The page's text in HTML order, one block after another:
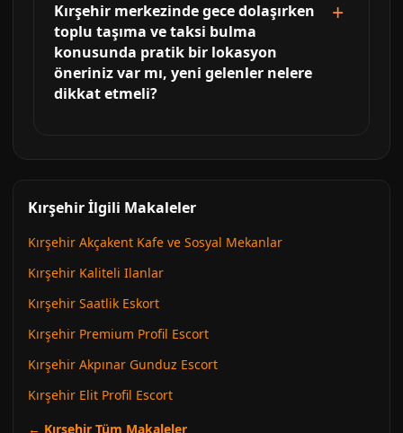
Kırşehir merkezinde gece dolaşırken
toplu taşıma ve taksi bulma
konusunda pratik bir lokasyon
öneriniz var mı, yeni gelenler nelere
dikkat etmeli?
Kırşehir İlgili Makaleler
Kırşehir Akçakent Kafe ve Sosyal Mekanlar
Kırşehir Kaliteli Ilanlar
Kırşehir Saatlik Eskort
Kırşehir Premium Profil Escort
Kırşehir Akpınar Gunduz Escort
Kırşehir Elit Profil Escort
← Kırşehir Tüm Makaleler